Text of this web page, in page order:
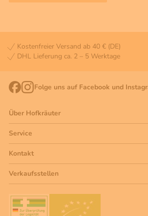
Kostenfreier Versand ab 40 € (DE)
DHL Lieferung ca. 2 – 5 Werktage
Folge uns auf Facebook und
Über Hofkräuter
Service
Kontakt
Verkaufsstellen